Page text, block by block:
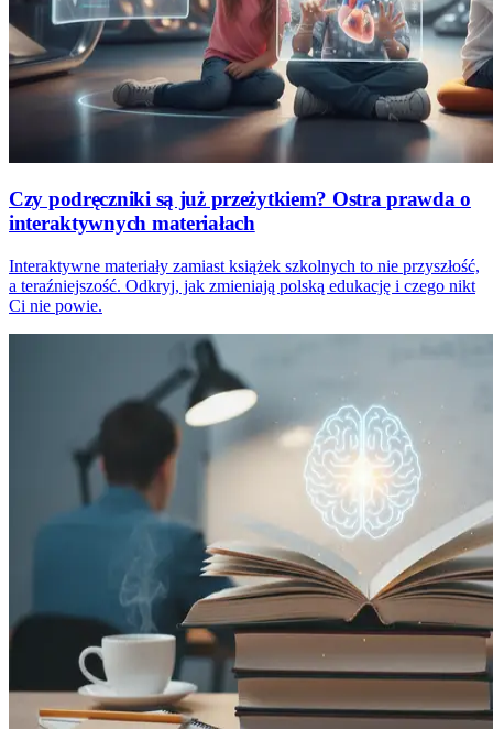
Czy podręczniki są już przeżytkiem? Ostra prawda o
interaktywnych materiałach
Interaktywne materiały zamiast książek szkolnych to nie przyszłość,
a teraźniejszość. Odkryj, jak zmieniają polską edukację i czego nikt
Ci nie powie.